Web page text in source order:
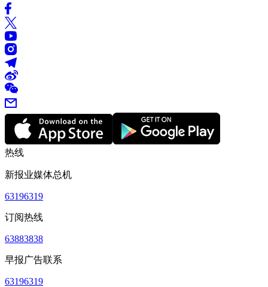
热线
新报业媒体总机
63196319
订阅热线
63883838
早报广告联系
63196319